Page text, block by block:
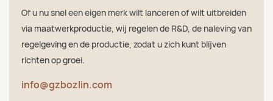
Of u nu snel een eigen merk wilt lanceren of wilt uitbreiden
via maatwerkproductie, wij regelen de R&D, de naleving van
regelgeving en de productie, zodat u zich kunt blijven
richten op groei.
info@gzbozlin.com